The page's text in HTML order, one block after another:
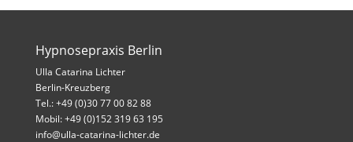
Hypnosepraxis Berlin
Ulla Catarina Lichter
Berlin-Kreuzberg
Tel.: +49 (0)30 77 00 82 88
Mobil: +49 (0)152 319 63 195
info@ulla-catarina-lichter.de